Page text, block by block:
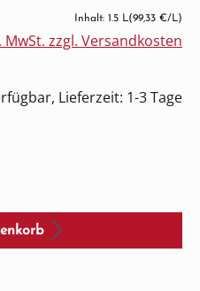
Inhalt: 1.5 L(99,33 €/L)
MwSt. zzgl. Versandkosten
Lieferzeit: 1-3 Tage